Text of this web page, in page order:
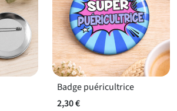
Badge puéricultrice
2,30 €